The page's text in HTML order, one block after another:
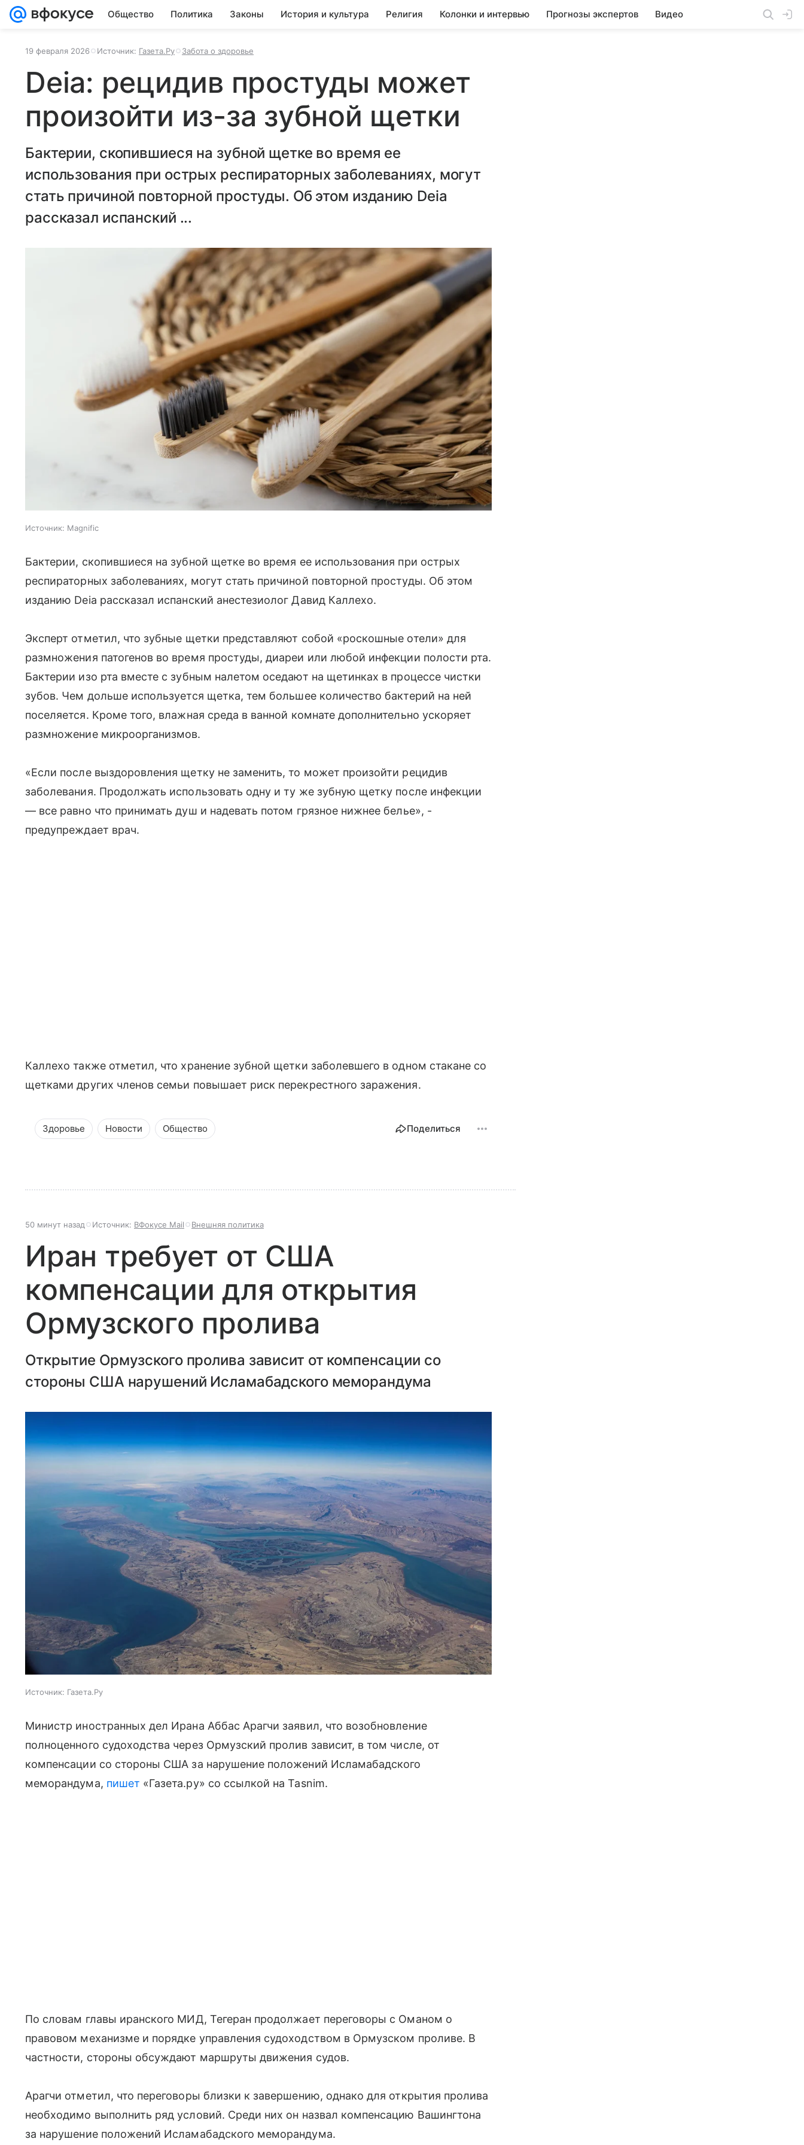
Общество Политика Законы История и культура Религия Колонки и интервью Прогнозы экспертов Видео
19 февраля 2026 Источник: Газета.Ру Забота о здоровье
Deia: рецидив простуды может
произойти из-за зубной щетки
Бактерии, скопившиеся на зубной щетке во время ее
использования при острых респираторных заболеваниях, могут
стать причиной повторной простуды. Об этом изданию Deia
рассказал испанский ...
Источник: Magnific
Бактерии, скопившиеся на зубной щетке во время ее использования при острых
респираторных заболеваниях, могут стать причиной повторной простуды. Об этом
изданию Deia рассказал испанский анестезиолог Давид Каллехо.
Эксперт отметил, что зубные щетки представляют собой «роскошные отели» для
размножения патогенов во время простуды, диареи или любой инфекции полости рта.
Бактерии изо рта вместе с зубным налетом оседают на щетинках в процессе чистки
зубов. Чем дольше используется щетка, тем большее количество бактерий на ней
поселяется. Кроме того, влажная среда в ванной комнате дополнительно ускоряет
размножение микроорганизмов.
«Если после выздоровления щетку не заменить, то может произойти рецидив
заболевания. Продолжать использовать одну и ту же зубную щетку после инфекции
— все равно что принимать душ и надевать потом грязное нижнее белье», -
предупреждает врач.
Каллехо также отметил, что хранение зубной щетки заболевшего в одном стакане со
щетками других членов семьи повышает риск перекрестного заражения.
Здоровье Новости Общество Поделиться
50 минут назад Источник: ВФокусе Mail Внешняя политика
Иран требует от США
компенсации для открытия
Ормузского пролива
Открытие Ормузского пролива зависит от компенсации со
стороны США нарушений Исламабадского меморандума
Источник: Газета.Ру
Министр иностранных дел Ирана Аббас Арагчи заявил, что возобновление
полноценного судоходства через Ормузский пролив зависит, в том числе, от
компенсации со стороны США за нарушение положений Исламабадского
меморандума, пишет «Газета.ру» со ссылкой на Tasnim.
По словам главы иранского МИД, Тегеран продолжает переговоры с Оманом о
правовом механизме и порядке управления судоходством в Ормузском проливе. В
частности, стороны обсуждают маршруты движения судов.
Арагчи отметил, что переговоры близки к завершению, однако для открытия пролива
необходимо выполнить ряд условий. Среди них он назвал компенсацию Вашингтона
за нарушение положений Исламабадского меморандума.